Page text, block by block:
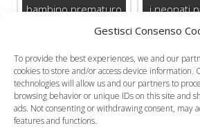
Gestisci Consenso
To provide the best experiences, we and our
cookies to store and/or access device information.
technologies will allow us and our partners to
browsing behavior or unique IDs on this site and
ads. Not consenting or withdrawing consent, may
features and functions.
bambino prematuro i neonati
Obesità e parti
prematuri: ecco il
Si
Giornata